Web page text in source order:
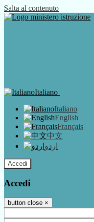
Salta al contenuto
Italiano
Italiano
English
Français
中文
اردو
Accedi
Accedi
button close ×